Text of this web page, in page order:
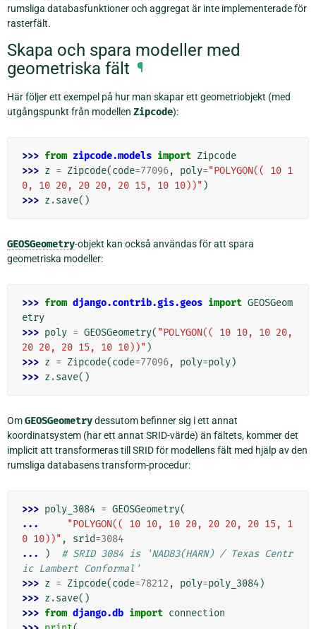
rumsliga databasfunktioner och aggregat är inte implementerade för
rasterfält.
Skapa och spara modeller med
geometriska fält ¶
Här följer ett exempel på hur man skapar ett geometriobjekt (med
utgångspunkt från modellen Zipcode):
>>> from zipcode.models import Zipcode
>>> z = Zipcode(code=77096, poly="POLYGON(( 10 1
0, 10 20, 20 20, 20 15, 10 10))" )
>>> z .save()
GEOSGeometry-objekt kan också användas för att spara
geometriska modeller:
>>> from django.contrib.gis.geos import GEOSGeom
etry
>>> poly = GEOSGeometry( "POLYGON(( 10 10, 10 20,
20 20, 20 15, 10 10))" )
>>> z = Zipcode(code=77096, poly=poly)
>>> z .save()
OmGEOSGeometrydessutom befinner sig i ett annat
koordinatsystem (har ett annat SRID-värde) än fältets, kommer det
implicit att transformeras till SRID för modellens fält med hjälp av den
rumsliga databasens transform-procedur:
>>> poly_3084 = GEOSGeometry(
...
"POLYGON(( 10 10, 10 20, 20 20, 20 15, 1
0 10))" , srid=3084
...
)
# SRID 3084 is 'NAD83(HARN) / Texas Centr
ic Lambert Conformal'
>>> z = Zipcode(code=78212 , poly=poly_3084)
>>> z .save()
>>> from django.db import connection